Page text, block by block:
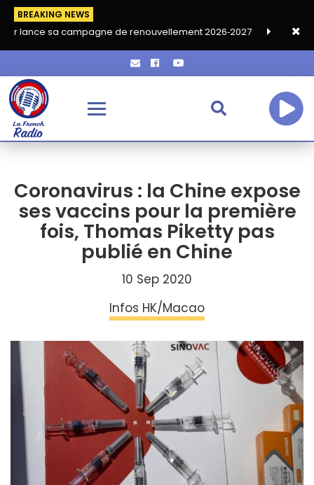
BREAKING NEWS
campagne de renouvellement 2026‑2027 Grand café de
Coronavirus : la Chine expose
ses vaccins pour la première
fois, Thomas Piketty pas
publié en Chine
10 Sep 2020
Infos HK/Macao